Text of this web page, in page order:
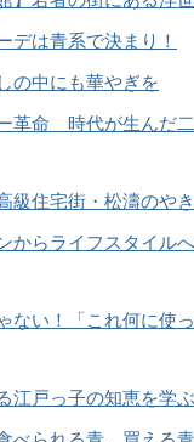
デは青系で決まり！
の中にも華やぎを
革命 時代が生んだ
級住宅街・松濤のや
からライフスタイル
ない！「これ何に使
江戸っ子の知恵を学ぶ